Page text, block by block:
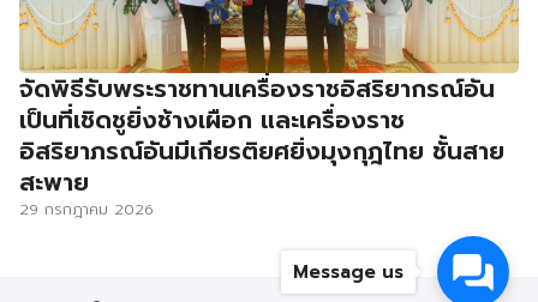
จัดพิธีรับพระราชทานเครื่องราชอิสริยากรณ์อัน
เป็นที่เชิดชูยิ่งช้างเผือก และเครื่องราช
อิสริยาภรณ์อันมีเกียรติยศยิ่งมุงกุฎไทย ชั้นสาย
สะพาย
29 กรกฎาคม 2026
Message us